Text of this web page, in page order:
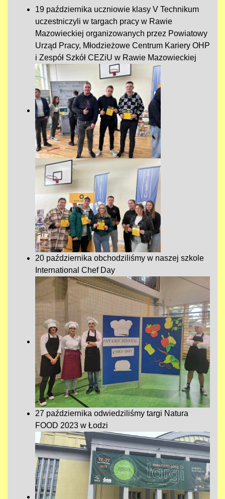
19 października uczniowie klasy V Technikum
uczestniczyli w targach pracy w Rawie
Mazowieckiej organizowanych przez Powiatowy
Urząd Pracy, Młodzieżowe Centrum Kariery OHP
i Zespół Szkół CEZiU w Rawie Mazowieckiej
20 października obchodziliśmy w naszej szkole
International Chef Day
27 października odwiedziliśmy targi Natura
FOOD 2023 w Łodzi